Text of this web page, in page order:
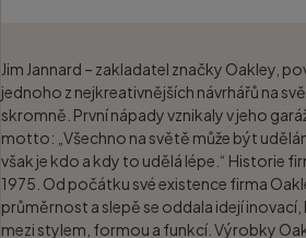
Jim Jannard – zakladatel značky Oakley,
jednoho z nejkreativnějších návrhářů na
skromně. První nápady vznikaly v jeho
motto: „Všechno na světě může být
však je kdo a kdy to udělá lépe.“ Historie
1975. Od počátku své existence firma
průměrnost a slepě se oddala idejí
mezi stylem, formou a funkcí. Výrobky